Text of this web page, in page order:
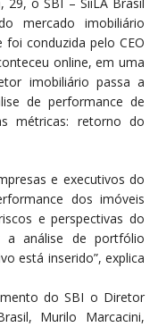
29, o SBI – SiiLA Brasil
mercado imobiliário
conduzida pelo CEO
online, em uma
imobiliário passa a
de performance de
métricas: retorno do
e executivos do
dos imóveis
e perspectivas do
a análise de portfólio
está inserido”, explica
do SBI o Diretor
Murilo Marcacini,